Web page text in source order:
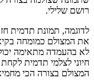
רושם שלילי.
לדוגמה, תמונת תדמית
את המצולם כמומחה
לא בהעמדה מתאימה
חיוני לצלמי תדמית
המצולם בצורה הכי